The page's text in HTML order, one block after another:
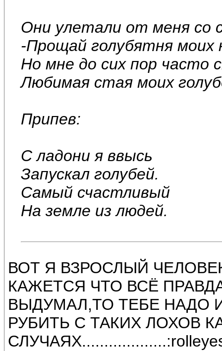
Они улетали от меня со
-Прощай голубятня моих
Но мне до сих пор часто
Любимая стая моих
Припев:
С ладони я ввысь
Запускал голубей.
Самый счастливый
На земле из людей.
ВОТ Я ВЗРОСЛЫЙ
КАЖЕТСЯ ЧТО ВСЁ
ВЫДУМАЛ,ТО ТЕБЕ НАДО
РУБИТЬ С ТАКИХ ЛОХОВ